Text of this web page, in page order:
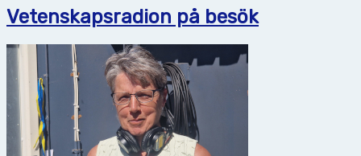
Vetenskapsradion på besök